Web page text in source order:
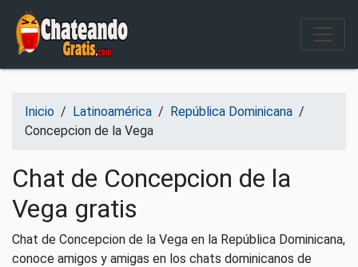
Salir del contenido
Inicio / Latinoamérica / República Dominicana /
Concepcion de la Vega
Chat de Concepcion de la
Vega gratis
Chat de Concepcion de la Vega en la República Dominicana,
conoce amigos y amigas en los chats dominicanos de